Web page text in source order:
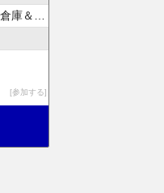
日記〜
参加する